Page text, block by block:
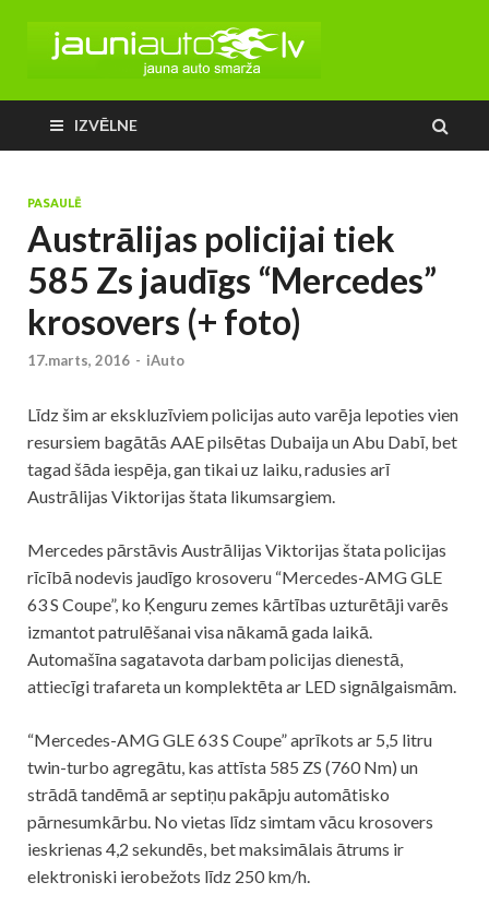
IZVĒLNE
PASAULĒ
Austrālijas policijai tiek
585 Zs jaudīgs “Mercedes”
krosovers (+ foto)
17.marts, 2016 - iAuto
Līdz šim ar ekskluzīviem policijas auto varēja lepoties vien
resursiem bagātās AAE pilsētas Dubaija un Abu Dabī, bet
tagad šāda iespēja, gan tikai uz laiku, radusies arī
Austrālijas Viktorijas štata likumsargiem.
Mercedes pārstāvis Austrālijas Viktorijas štata policijas
rīcībā nodevis jaudīgo krosoveru “Mercedes-AMG GLE
63 S Coupe”, ko Ķenguru zemes kārtības uzturētāji varēs
izmantot patrulēšanai visa nākamā gada laikā.
Automašīna sagatavota darbam policijas dienestā,
attiecīgi trafareta un komplektēta ar LED signālgaismām.
“Mercedes-AMG GLE 63 S Coupe” aprīkots ar 5,5 litru
twin-turbo agregātu, kas attīsta 585 ZS (760 Nm) un
strādā tandēmā ar septiņu pakāpju automātisko
pārnesumkārbu. No vietas līdz simtam vācu krosovers
ieskrienas 4,2 sekundēs, bet maksimālais ātrums ir
elektroniski ierobežots līdz 250 km/h.